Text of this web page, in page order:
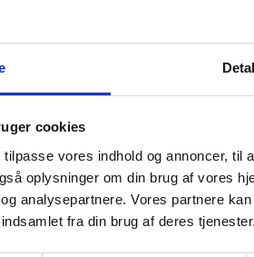
cookies
vores indhold og annoncer,
oplysninger om din brug af vores
analysepartnere. Vores partnere
fra din brug af deres tjenester.
Spar
Bliv
Navn